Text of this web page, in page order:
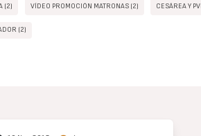
(2) VÍDEO PROMOCIÓN MATRONAS (2) CESÁREA Y
(2)